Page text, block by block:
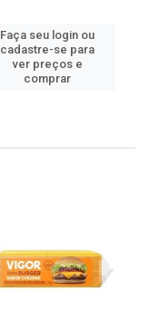
Faça seu login ou
cadastre-se para
ver preços e
comprar